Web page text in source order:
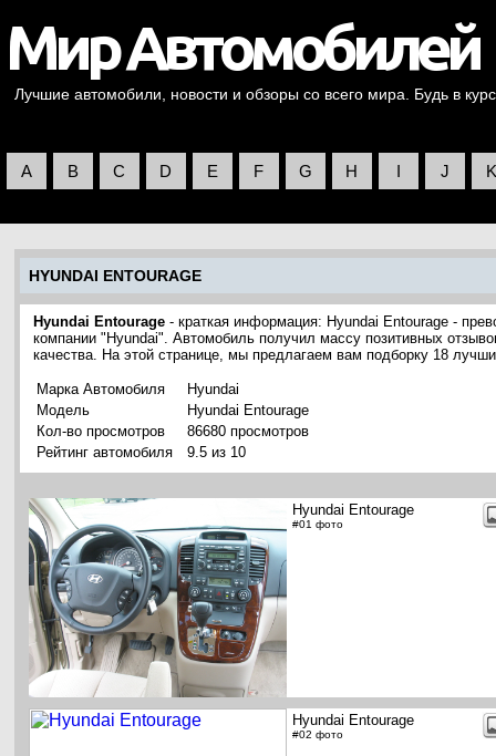
Лучшие автомобили, новости и обзоры со всего мира. Будь в
A B C D E F G H I J K
HYUNDAI ENTOURAGE
Hyundai Entourage - краткая информация: Hyundai Entourage -
компании "Hyundai". Автомобиль получил массу позитивных
качества. На этой странице, мы предлагаем вам подборку 18
Марка Автомобиля
Hyundai
Модель
Hyundai Entourage
Кол-во просмотров
86680 просмотров
Рейтинг автомобиля
9.5 из 10
Hyundai Entourage
#01 фото
Hyundai Entourage
#02 фото